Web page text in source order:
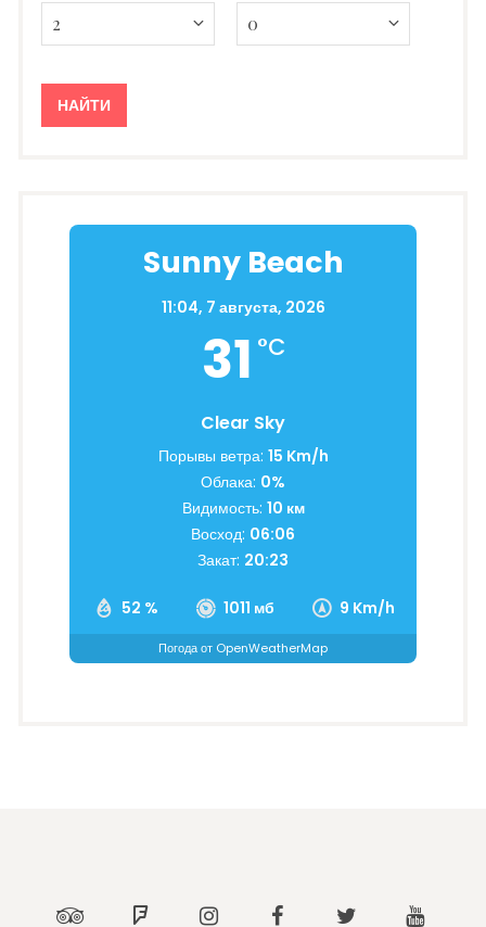
Sunny Beach
11:04, 7 августа, 2026
31 °C
Clear Sky
52 % 1011 мб 9 Km/h
Порывы ветра: 15 Km/h
Облака: 0%
Видимость: 10 км
Восход: 06:06
Закат: 20:23
Погода от OpenWeatherMap
TripadvisorFoursquareInstagram Facebook Twitter